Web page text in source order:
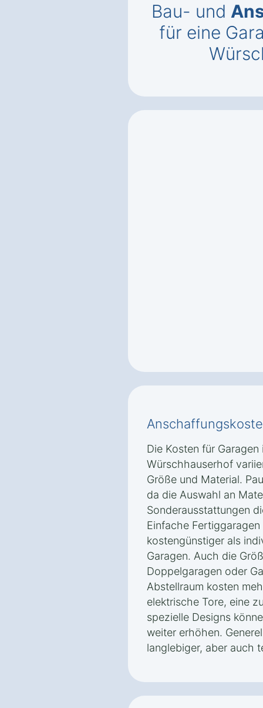
Bau- und
für eine
Die Kosten für
Würschhauserhof
Größe und Material.
da die Auswahl an
Sonderausstattungen
Einfache
kostengünstiger als
Garagen. Auch die
Doppelgaragen oder
Abstellraum kosten
elektrische Tore, eine
spezielle Designs
weiter erhöhen.
langlebiger, aber auch